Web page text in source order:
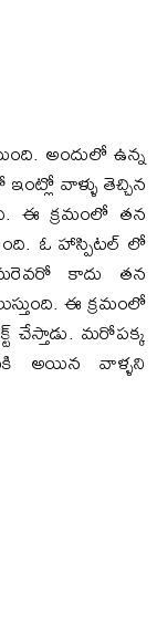
అందులో ఉన్న
వాళ్ళు తెచ్చిన
ఈ క్రమంలో తన
ఓ హాస్పిటల్ లో
మరెవరో కాదు తన
ఈ క్రమంలో
చేస్తాడు. మరోపక్క
అయిన వాళ్ళని